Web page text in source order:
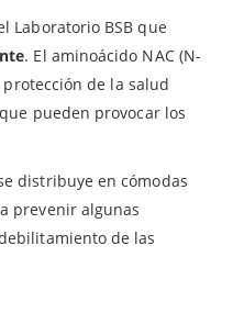
Laboratorio BSB que
. El aminoácido NAC (N-
de la salud
pueden provocar los
distribuye en cómodas
prevenir algunas
de las